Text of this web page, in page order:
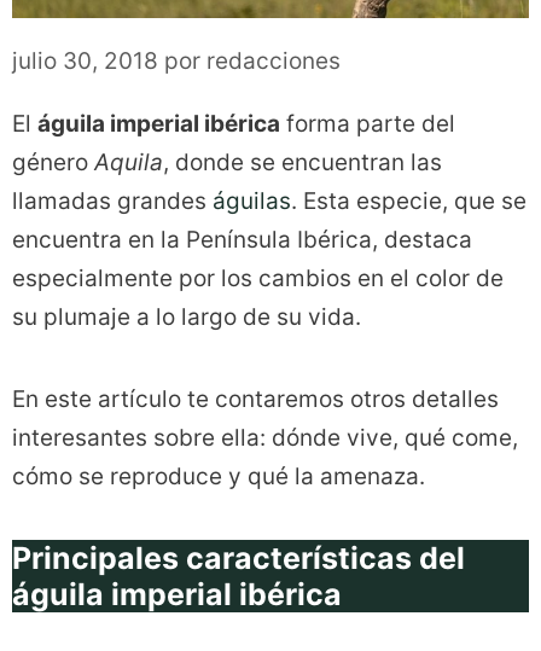
julio 30, 2018 por redacciones
El águila imperial ibérica forma parte del
géneroAquila, donde se encuentran las
llamadas grandes águilas. Esta especie, que se
encuentra en la Península Ibérica, destaca
especialmente por los cambios en el color de
su plumaje a lo largo de su vida.
En este artículo te contaremos otros detalles
interesantes sobre ella: dónde vive, qué come,
cómo se reproduce y qué la amenaza.
Principales características del
águila imperial ibérica